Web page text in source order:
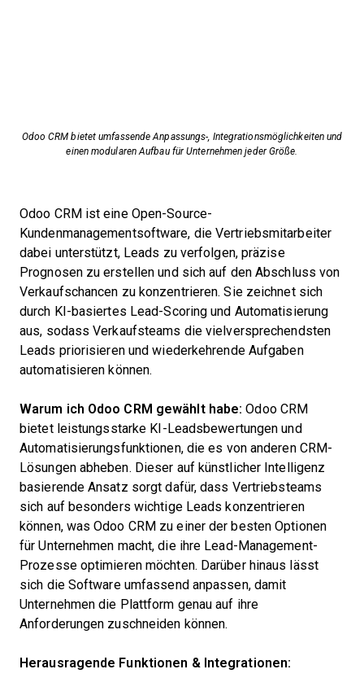
Odoo CRM bietet umfassende Anpassungs-, Integrationsmöglichkeiten und
einen modularen Aufbau für Unternehmen jeder Größe.
Odoo CRM ist eine Open-Source-
Kundenmanagementsoftware, die Vertriebsmitarbeiter
dabei unterstützt, Leads zu verfolgen, präzise
Prognosen zu erstellen und sich auf den Abschluss von
Verkaufschancen zu konzentrieren. Sie zeichnet sich
durch KI-basiertes Lead-Scoring und Automatisierung
aus, sodass Verkaufsteams die vielversprechendsten
Leads priorisieren und wiederkehrende Aufgaben
automatisieren können.
Warum ich Odoo CRM gewählt habe: Odoo CRM
bietet leistungsstarke KI-Leadsbewertungen und
Automatisierungsfunktionen, die es von anderen CRM-
Lösungen abheben. Dieser auf künstlicher Intelligenz
basierende Ansatz sorgt dafür, dass Vertriebsteams
sich auf besonders wichtige Leads konzentrieren
können, was Odoo CRM zu einer der besten Optionen
für Unternehmen macht, die ihre Lead-Management-
Prozesse optimieren möchten. Darüber hinaus lässt
sich die Software umfassend anpassen, damit
Unternehmen die Plattform genau auf ihre
Anforderungen zuschneiden können.
Herausragende Funktionen & Integrationen: